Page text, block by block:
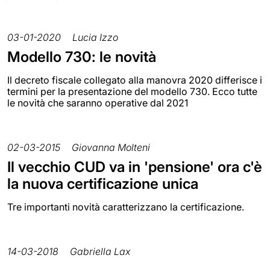
03-01-2020 Lucia Izzo
Modello 730: le novità
Il decreto fiscale collegato alla manovra 2020 differisce i
termini per la presentazione del modello 730. Ecco tutte
le novità che saranno operative dal 2021
02-03-2015 Giovanna Molteni
Il vecchio CUD va in 'pensione' ora c'è
la nuova certificazione unica
Tre importanti novità caratterizzano la certificazione.
14-03-2018 Gabriella Lax